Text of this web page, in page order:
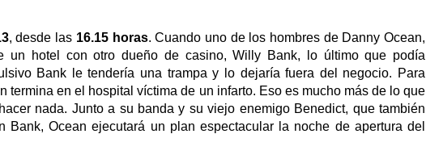
, desde las 16.15 horas. Cuando uno de los hombres de Danny Ocean,
un hotel con otro dueño de casino, Willy Bank, lo último que podía
Bank le tendería una trampa y lo dejaría fuera del negocio. Para
termina en el hospital víctima de un infarto. Eso es mucho más de lo que
nada. Junto a su banda y su viejo enemigo Benedict, que también
Bank, Ocean ejecutará un plan espectacular la noche de apertura del